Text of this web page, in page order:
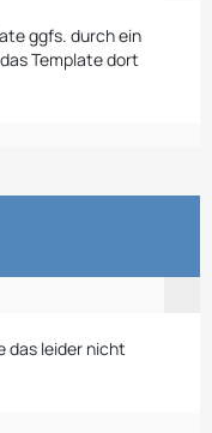
ggfs. durch ein
Template dort
das leider nicht